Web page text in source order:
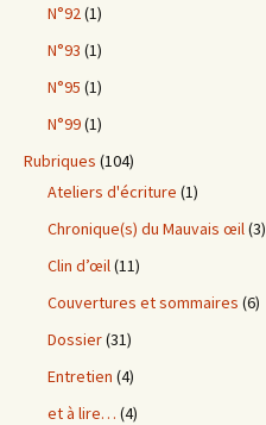
N°92(1)
N°93 (1)
N°95 (1)
N°99(1)
Rubriques (104)
Ateliers d'écriture (1)
Chronique(s) du Mauvais œil(3)
Clin d’œil(11)
Couvertures et sommaires (6)
Dossier(31)
Entretien (4)
et à lire… (4)